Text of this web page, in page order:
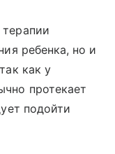
ребенка, но и
как у
протекает
подойти